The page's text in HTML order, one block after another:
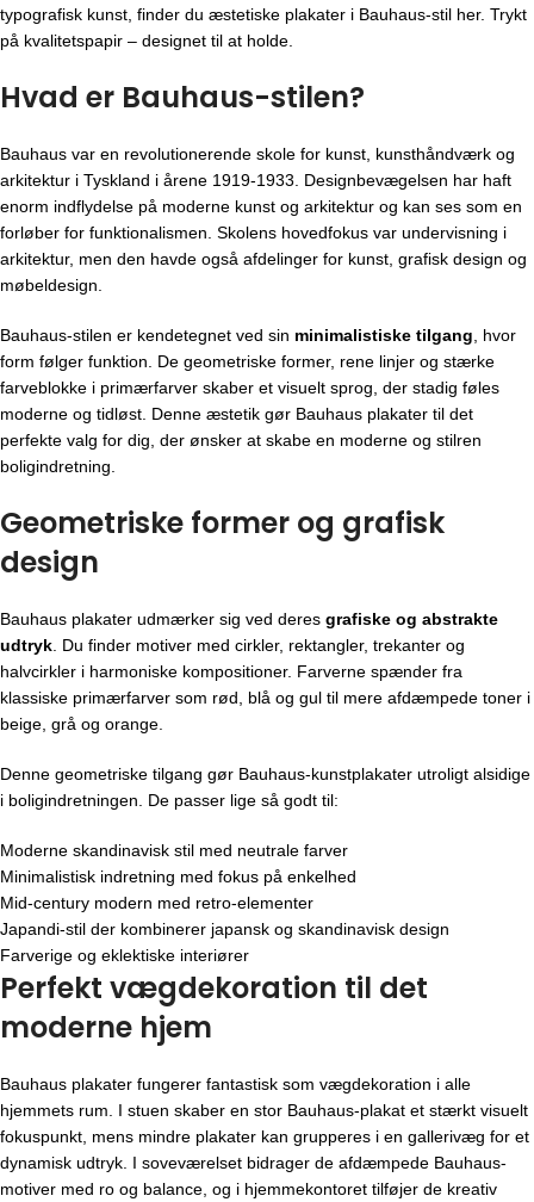
typografisk kunst, finder du æstetiske plakater i Bauhaus-stil her. Trykt
på kvalitetspapir – designet til at holde.
Hvad er Bauhaus-stilen?
Bauhaus var en revolutionerende skole for kunst, kunsthåndværk og
arkitektur i Tyskland i årene 1919-1933. Designbevægelsen har haft
enorm indflydelse på moderne kunst og arkitektur og kan ses som en
forløber for funktionalismen. Skolens hovedfokus var undervisning i
arkitektur, men den havde også afdelinger for kunst, grafisk design og
møbeldesign.
Bauhaus-stilen er kendetegnet ved sin minimalistiske tilgang , hvor
form følger funktion. De geometriske former, rene linjer og stærke
farveblokke i primærfarver skaber et visuelt sprog, der stadig føles
moderne og tidløst. Denne æstetik gør Bauhaus plakater til det
perfekte valg for dig, der ønsker at skabe en moderne og stilren
boligindretning.
Geometriske former og grafisk
design
Bauhaus plakater udmærker sig ved deres grafiske og abstrakte
udtryk . Du finder motiver med cirkler, rektangler, trekanter og
halvcirkler i harmoniske kompositioner. Farverne spænder fra
klassiske primærfarver som rød, blå og gul til mere afdæmpede toner i
beige, grå og orange.
Denne geometriske tilgang gør Bauhaus-kunstplakater utroligt alsidige
i boligindretningen. De passer lige så godt til:
Moderne skandinavisk stil med neutrale farver
Minimalistisk indretning med fokus på enkelhed
Mid-century modern med retro-elementer
Japandi-stil der kombinerer japansk og skandinavisk design
Farverige og eklektiske interiører
Perfekt vægdekoration til det
moderne hjem
Bauhaus plakater fungerer fantastisk som vægdekoration i alle
hjemmets rum. I stuen skaber en stor Bauhaus-plakat et stærkt visuelt
fokuspunkt, mens mindre plakater kan grupperes i en gallerivæg for et
dynamisk udtryk. I soveværelset bidrager de afdæmpede Bauhaus-
motiver med ro og balance, og i hjemmekontoret tilføjer de kreativ